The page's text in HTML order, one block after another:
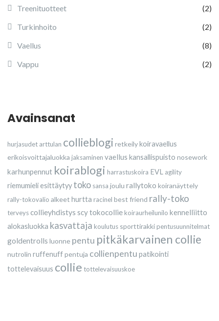
Treenituotteet
(2)
Turkinhoito
(2)
Vaellus
(8)
Vappu
(2)
Avainsanat
hurjasudet arttulan collieblogi retkeilykoiravaellus
erikoisvoittajaluokka jaksaminen vaellus kansallispuisto nosework
karhunpennut koirablogi harrastuskoira EVL agility
riemumieli esittäytyy toko sansa joulu rallytoko koiranäyttely
rally-tokovalio alkeet hurtta racinel best friend rally-toko
terveyscollieyhdistys scytokocolliekoiraurheilunilo kennelliitto
alokasluokka kasvattaja koulutus sporttirakkipentusuunnitelmat
goldentrolls luonne pentu pitkäkarvainen collie
nutrolin ruffenuffpentuja collienpentu patikointi
tottelevaisuus collie tottelevaisuuskoe